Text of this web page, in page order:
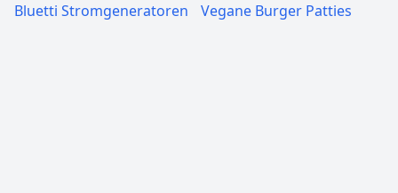
Bluetti Stromgeneratoren
Vegane Burger Patties